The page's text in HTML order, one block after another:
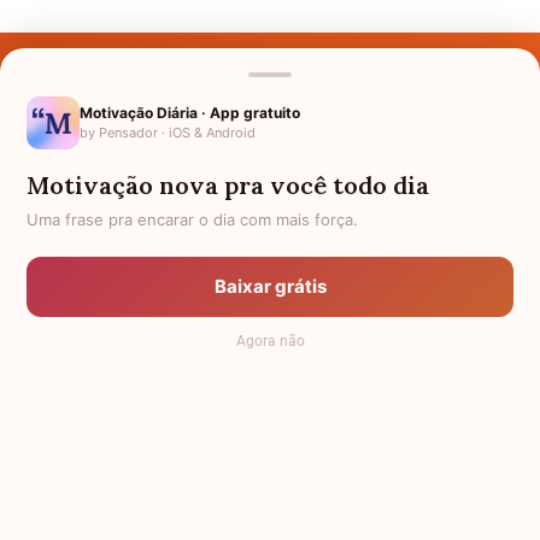
Nomes pelo Mundo
Política de Privacidade
Anuncie
Termos de Uso
Motivação Diária · App gratuito
by Pensador · iOS & Android
Motivação nova pra você todo dia
Uma frase pra encarar o dia com mais força.
Baixar grátis
Agora não